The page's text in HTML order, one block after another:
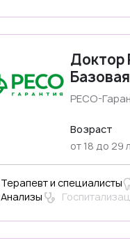
Базовая
РЕСО-
Возраст
от 18 до 29
Терапевт и специалисты
Анализы